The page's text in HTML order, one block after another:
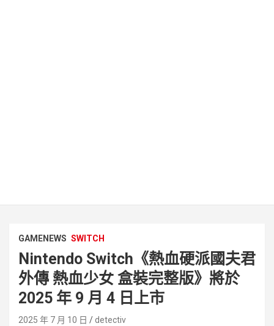
GAMENEWS SWITCH
Nintendo Switch《熱血硬派國夫君
外傳 熱血少女 盒裝完整版》將於
2025 年 9 月 4 日上市
2025 年 7 月 10 日 detectiv